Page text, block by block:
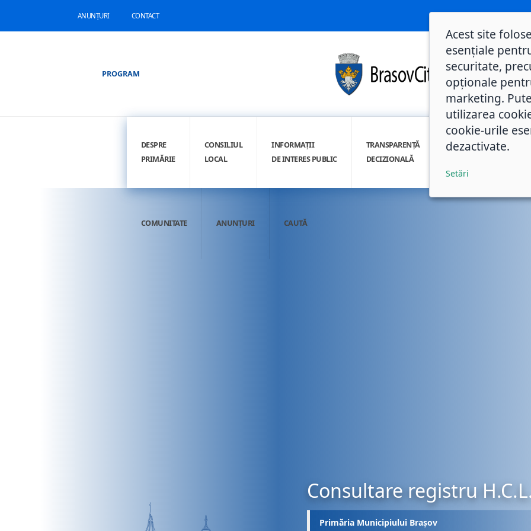
ANUNȚURI CONTACT
PROGRAM
DESPRE
PRIMĂRIE
CONSILIUL
LOCAL
INFORMAȚII
DE INTERES PUBLIC
TRANSPARENȚĂ
DECIZIONALĂ
INTEGRITATE
COMUNITATE ANUNȚURI CAUTĂ
Consultare registru
Primăria Municipiului Brașov
Acest site
esențiale
securitate,
opționale
marketing.
utilizarea
cookie-urile
dezactivate.
Setări